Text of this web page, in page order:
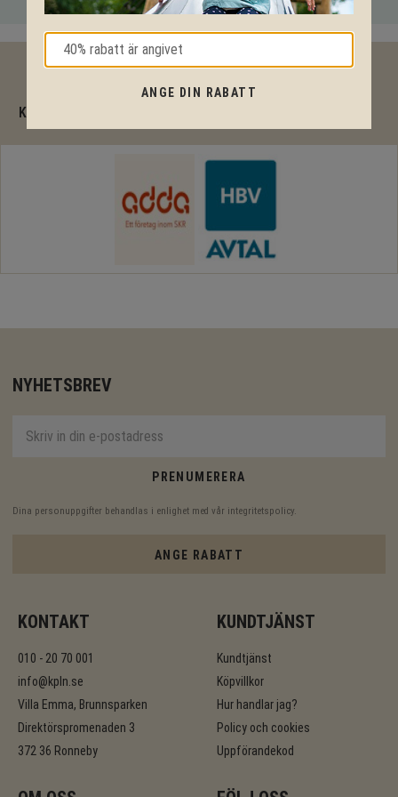
40% rabatt
KPLN Design är en komplett RAM-avtalsleverantör
NYHETSBREV
PRENUMERERA
Dina personuppgifter behandlas i enlighet med vår integritetspolicy
ANGE RABATT
KONTAKT
010 - 20 70 001
info@kpln.se
Villa Emma, Brunnsparken
Direktörspromenaden 3
372 36 Ronneby
KUNDTJÄNST
Kundtjänst
Köpvillkor
Hur handlar jag?
Policy och cookies
Uppförandekod
ANGE DIN RABATT